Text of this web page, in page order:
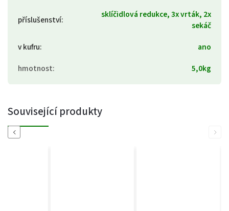
příslušenství:
sklíčidlová redukce, 3x vrták, 2x
sekáč
v kufru:
ano
hmotnost: 5,0kg
Související produkty
Previous Next